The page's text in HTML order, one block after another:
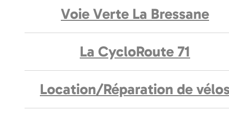
Voie Verte La Bressane
La CycloRoute 71
Location/Réparation de